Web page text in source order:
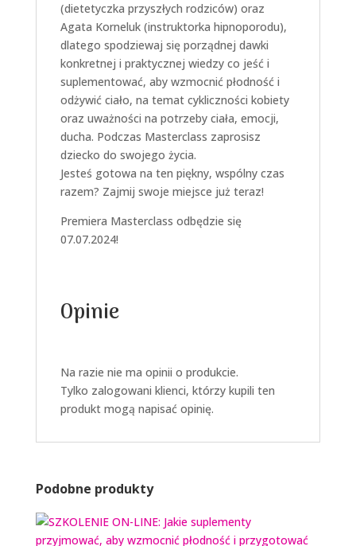
(dietetyczka przyszłych rodziców) oraz
Agata Korneluk (instruktorka hipnoporodu),
dlatego spodziewaj się porządnej dawki
konkretnej i praktycznej wiedzy co jeść i
suplementować, aby wzmocnić płodność i
odżywić ciało, na temat cykliczności kobiety
oraz uważności na potrzeby ciała, emocji,
ducha. Podczas Masterclass zaprosisz
dziecko do swojego życia.
Jesteś gotowa na ten piękny, wspólny czas
razem? Zajmij swoje miejsce już teraz!
Premiera Masterclass odbędzie się
07.07.2024!
Opinie
Na razie nie ma opinii o produkcie.
Tylko zalogowani klienci, którzy kupili ten
produkt mogą napisać opinię.
Podobne produkty